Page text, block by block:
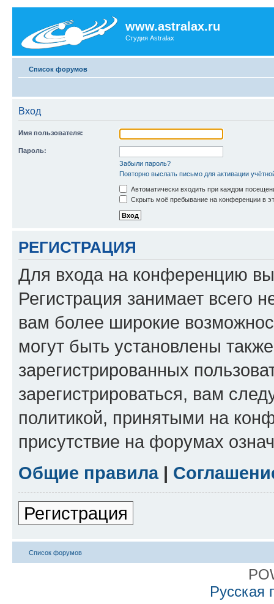
www.astralax.ru
Студия Astralax
Список форумов
Вход
Имя пользователя:
Пароль:
Забыли пароль?
Повторно выслать письмо для активации
Автоматически входить при каждом
Скрыть моё пребывание на конференции в
РЕГИСТРАЦИЯ
Для входа на конференцию
Регистрация занимает всего
вам более широкие
могут быть установлены
зарегистрированных
зарегистрироваться, вам
политикой, принятыми на
присутствие на форумах
Общие правила|
Регистрация
Список форумов
Русская